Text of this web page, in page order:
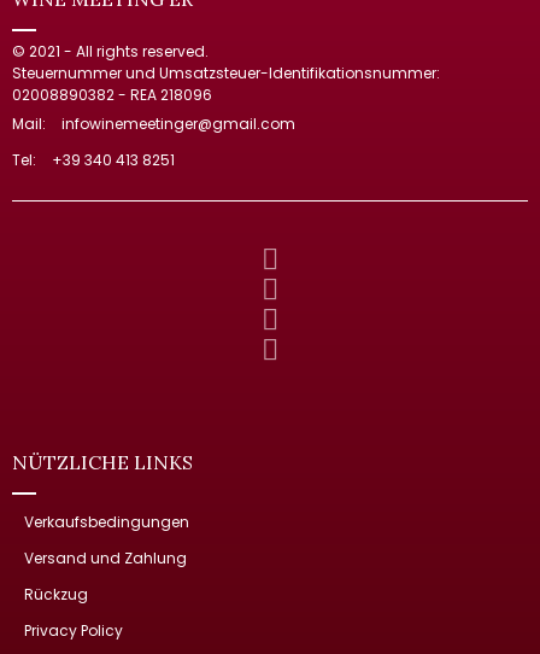
© 2021 - All rights reserved.
Steuernummer und Umsatzsteuer-Identifikationsnummer:
02008890382 - REA 218096
Mail:
infowinemeetinger@gmail.com
Tel:
+39 340 413 8251
NÜTZLICHE LINKS
Verkaufsbedingungen
Versand und Zahlung
Rückzug
Privacy Policy